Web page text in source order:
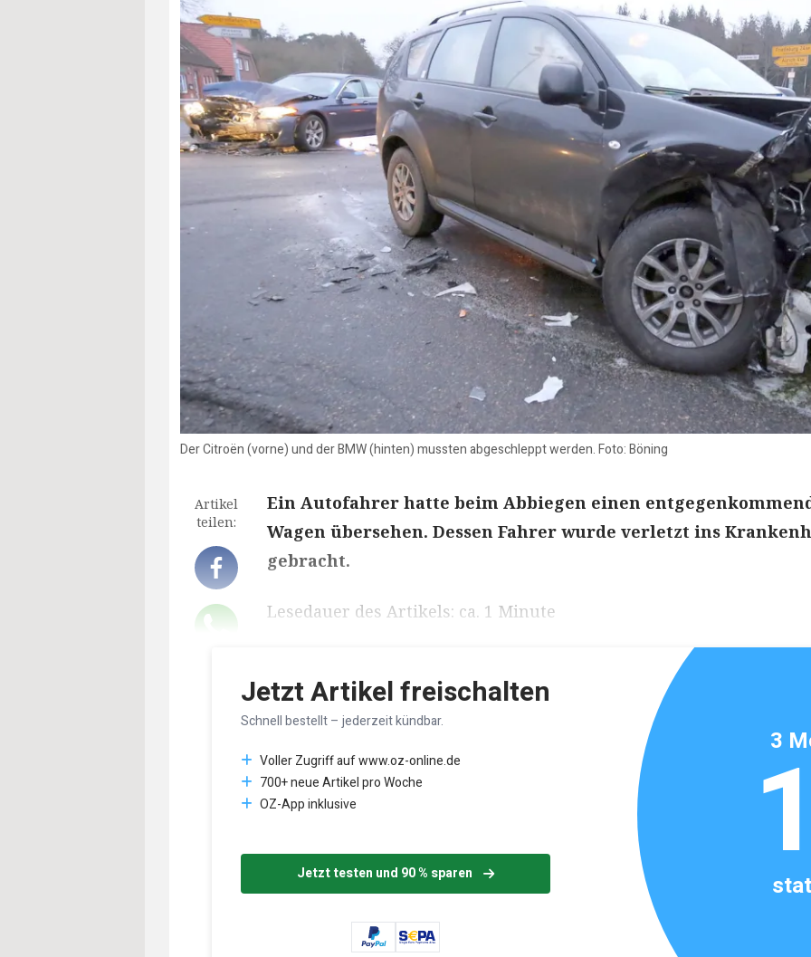
Der Citroën (vorne) und der BMW (hinten) mussten abgeschleppt werden. Foto: Böning
Artikel
teilen:
Ein Autofahrer hatte beim Abbiegen einen
Wagen übersehen. Dessen Fahrer wurde verletzt ins
gebracht.
Lesedauer des Artikels: ca. 1 Minute
Jetzt Artikel freischalten
Schnell bestellt – jederzeit kündbar.
Voller Zugriff auf www.oz-online.de
700+ neue Artikel pro Woche
OZ-App inklusive
Jetzt testen und 90 % sparen
3